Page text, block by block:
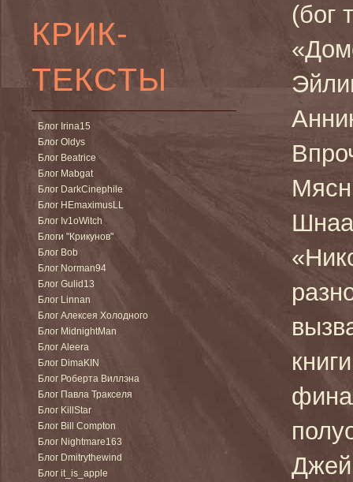
КРИК-
ТЕКСТЫ
Блог Irina15
Блог Oldys
Блог Beatrice
Блог Mabgat
Блог DarkCinephile
Блог HEmaximusLL
Блог Iv1oWitch
Блоги "Крикунов"
Блог Bob
Блог Norman94
Блог Gulid13
Блог Linnan
Блог Алексея Холодного
Блог MidnightMan
Блог Aleera
Блог DimaKIN
Блог Роберта Виллэна
Блог Павла Тракселя
Блог KillStar
Блог Bill Compton
Блог Nightmare163
Блог Dmitrythewind
Блог it_is_apple
(бог